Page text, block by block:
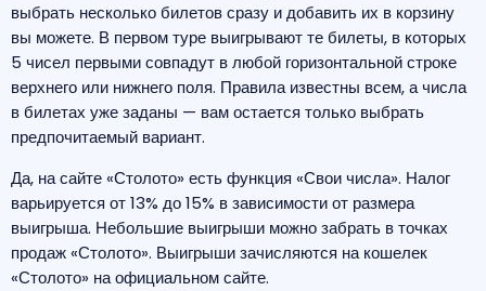
выбрать несколько билетов сразу и добавить их в корзину
вы можете. В первом туре выигрывают те билеты, в которых
5 чисел первыми совпадут в любой горизонтальной строке
верхнего или нижнего поля. Правила известны всем, а числа
в билетах уже заданы — вам остается только выбрать
предпочитаемый вариант.
Да, на сайте «Столото» есть функция «Свои числа». Налог
варьируется от 13% до 15% в зависимости от размера
выигрыша. Небольшие выигрыши можно забрать в точках
продаж «Столото». Выигрыши зачисляются на кошелек
«Столото» на официальном сайте.